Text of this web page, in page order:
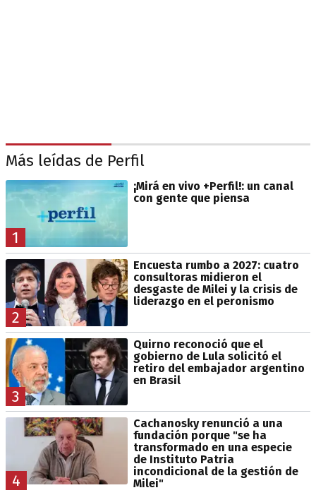
Más leídas de Perfil
1
¡Mirá en vivo +Perfil!: un canal
con gente que piensa
2
Encuesta rumbo a 2027: cuatro
consultoras midieron el
desgaste de Milei y la crisis de
liderazgo en el peronismo
3
Quirno reconoció que el
gobierno de Lula solicitó el
retiro del embajador argentino
en Brasil
4
Cachanosky renunció a una
fundación porque "se ha
transformado en una especie
de Instituto Patria
incondicional de la gestión de
Milei"